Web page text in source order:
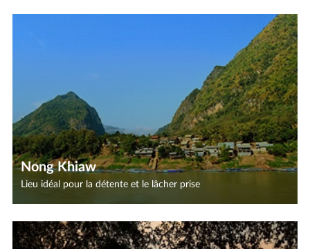
Nong Khiaw
Lieu idéal pour la détente et le lâcher prise